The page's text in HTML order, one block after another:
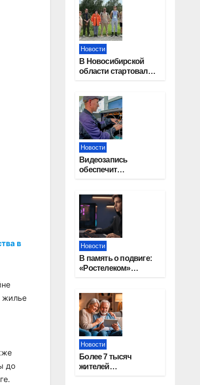
в
жилье
до
Новости
В Новосибирской
области стартовал
Новости
Видеозапись
обеспечит
Новосибирской
области
Новости
В память о подвиге:
«Ростелеком»
за Москву»
Новости
Более 7 тысяч
жителей